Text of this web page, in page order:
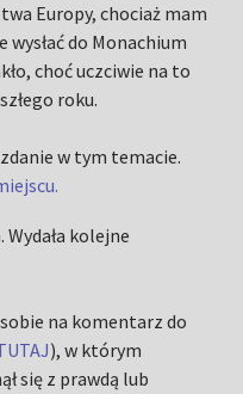
Europy, chociaż mam
do Monachium
choć uczciwie na to
roku.
zdanie w tym temacie.
kolejne
na komentarz do
), w którym
się z prawdą lub